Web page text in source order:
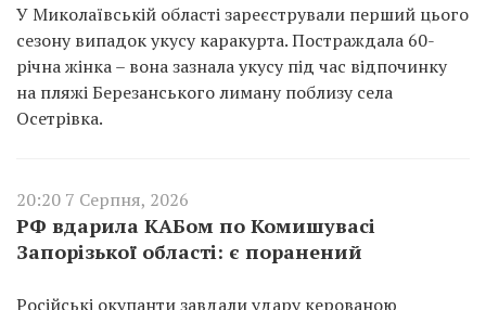
У Миколаївській області зареєстрували перший цього
сезону випадок укусу каракурта. Постраждала 60-
річна жінка – вона зазнала укусу під час відпочинку
на пляжі Березанського лиману поблизу села
Осетрівка.
20:20 7 Серпня, 2026
РФ вдарила КАБом по Комишувасі
Запорізької області: є поранений
Російські окупанти завдали удару керованою